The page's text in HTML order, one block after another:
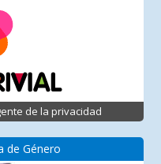
de la privacidad
de Género